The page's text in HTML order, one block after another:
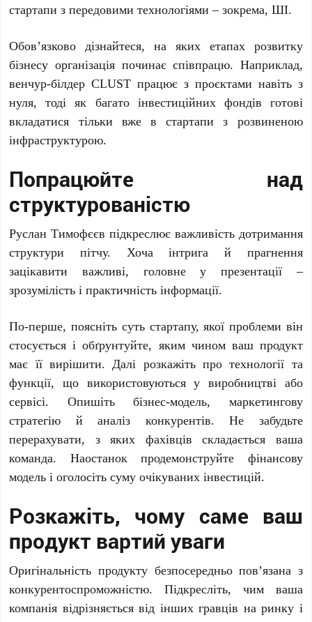
стартапи з передовими технологіями – зокрема, ШІ.
Обов’язково дізнайтеся, на яких етапах розвитку
бізнесу організація починає співпрацю. Наприклад,
венчур-білдер CLUST працює з проєктами навіть з
нуля, тоді як багато інвестиційних фондів готові
вкладатися тільки вже в стартапи з розвиненою
інфраструктурою.
Попрацюйте над
структурованістю
Руслан Тимофєєв підкреслює важливість дотримання
структури пітчу. Хоча інтрига й прагнення
зацікавити важливі, головне у презентації –
зрозумілість і практичність інформації.
По-перше, поясніть суть стартапу, якої проблеми він
стосується і обґрунтуйте, яким чином ваш продукт
має її вирішити. Далі розкажіть про технології та
функції, що використовуються у виробництві або
сервісі. Опишіть бізнес-модель, маркетингову
стратегію й аналіз конкурентів. Не забудьте
перерахувати, з яких фахівців складається ваша
команда. Наостанок продемонструйте фінансову
модель і оголосіть суму очікуваних інвестицій.
Розкажіть, чому саме ваш
продукт вартий уваги
Оригінальність продукту безпосередньо пов’язана з
конкурентоспроможністю. Підкресліть, чим ваша
компанія відрізняється від інших гравців на ринку і